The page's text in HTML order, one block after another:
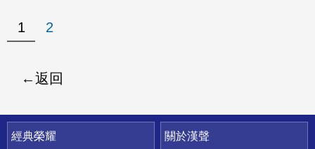
1 2
返回
快速連結
經典榮耀
關於漢聲